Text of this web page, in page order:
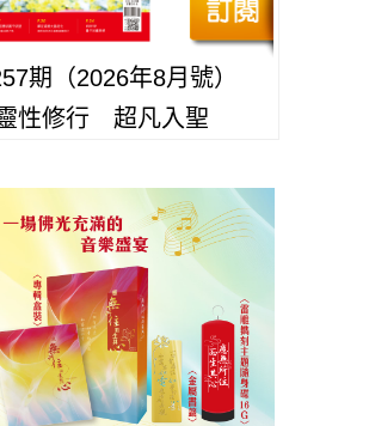
期（2026年8月號）
性修行 超凡入聖